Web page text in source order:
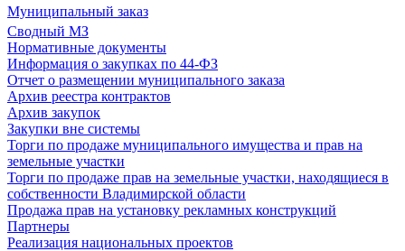
Муниципальный заказ
Сводный МЗ
Нормативные документы
Информация о закупках по 44-ФЗ
Отчет о размещении муниципального заказа
Архив реестра контрактов
Архив закупок
Закупки вне системы
Торги по продаже муниципального имущества и прав на
земельные участки
Торги по продаже прав на земельные участки, находящиеся в
собственности Владимирской области
Продажа прав на установку рекламных конструкций
Партнеры
Реализация национальных проектов